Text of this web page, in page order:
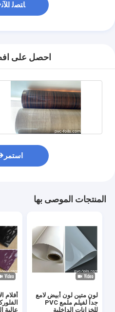
ﺎﺘﺼﻟ ﺍﻶﻧ
احصل على
استمر
المنتجات الموصى بها
لون متين لون أبيض لامع
جداً لفيلم ملمع PVC
للخزانات الداخلية
أفلام
عالية